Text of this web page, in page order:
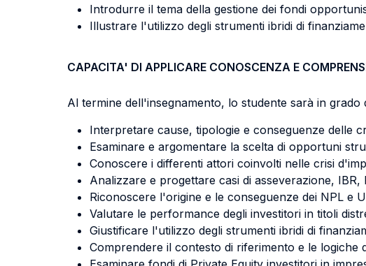
Introdurre il tema della gestione dei fondi
Illustrare l'utilizzo degli strumenti ibridi di
CAPACITA' DI APPLICARE CONOSCENZA E
Al termine dell'insegnamento, lo studente sarà in grado
Interpretare cause, tipologie e conseguenze delle
Esaminare e argomentare la scelta di opportuni
Conoscere i differenti attori coinvolti nelle crisi
Analizzare e progettare casi di asseverazione,
Riconoscere l'origine e le conseguenze dei NPL e
Valutare le performance degli investitori in titoli
Giustificare l'utilizzo degli strumenti ibridi di
Comprendere il contesto di riferimento e le logiche